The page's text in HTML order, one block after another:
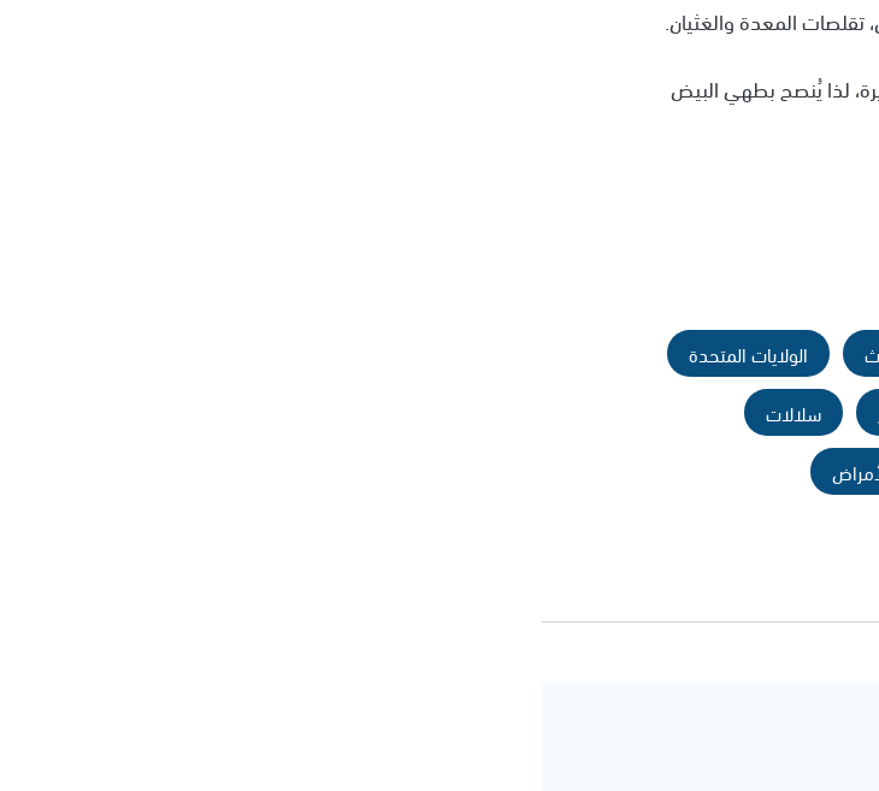
المعدة والغثيان.
لذا يُنصح بطهي البيض
الولايات المتحدة
سلالات